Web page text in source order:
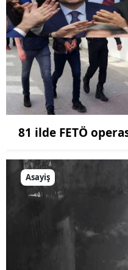
81 ilde FETÖ
Asayiş